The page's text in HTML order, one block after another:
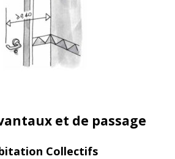
et de passage
Collectifs